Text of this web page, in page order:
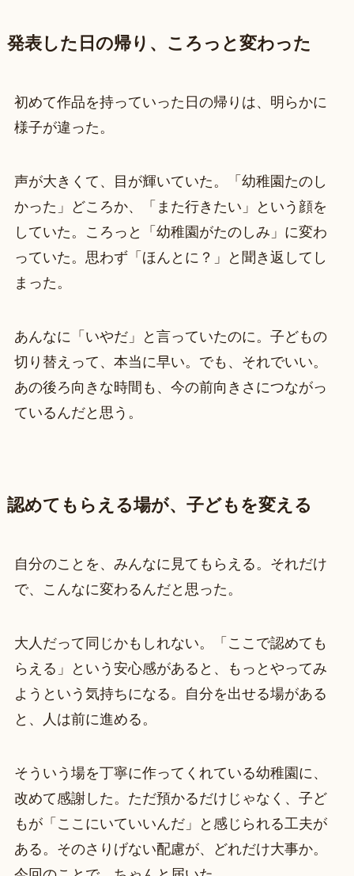
発表した日の帰り、ころっと変わった
初めて作品を持っていった日の帰りは、明らかに
様子が違った。
声が大きくて、目が輝いていた。「幼稚園たのし
かった」どころか、「また行きたい」という顔を
していた。ころっと「幼稚園がたのしみ」に変わ
っていた。思わず「ほんとに？」と聞き返してし
まった。
あんなに「いやだ」と言っていたのに。子どもの
切り替えって、本当に早い。でも、それでいい。
あの後ろ向きな時間も、今の前向きさにつながっ
ているんだと思う。
認めてもらえる場が、子どもを変える
自分のことを、みんなに見てもらえる。それだけ
で、こんなに変わるんだと思った。
大人だって同じかもしれない。「ここで認めても
らえる」という安心感があると、もっとやってみ
ようという気持ちになる。自分を出せる場がある
と、人は前に進める。
そういう場を丁寧に作ってくれている幼稚園に、
改めて感謝した。ただ預かるだけじゃなく、子ど
もが「ここにいていいんだ」と感じられる工夫が
ある。そのさりげない配慮が、どれだけ大事か。